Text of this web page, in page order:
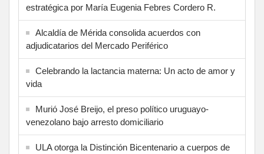
estratégica por María Eugenia Febres Cordero R.
Alcaldía de Mérida consolida acuerdos con
adjudicatarios del Mercado Periférico
Celebrando la lactancia materna: Un acto de amor y
vida
Murió José Breijo, el preso político uruguayo-
venezolano bajo arresto domiciliario
ULA otorga la Distinción Bicentenario a cuerpos de